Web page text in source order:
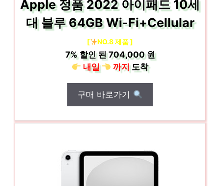
Apple 정품 2022 아이패드 10세
대 블루 64GB Wi-Fi+Cellular
[ NO.8 제품 ]
7%할인 된704,000 원
내일
까지도착
구매 바로가기